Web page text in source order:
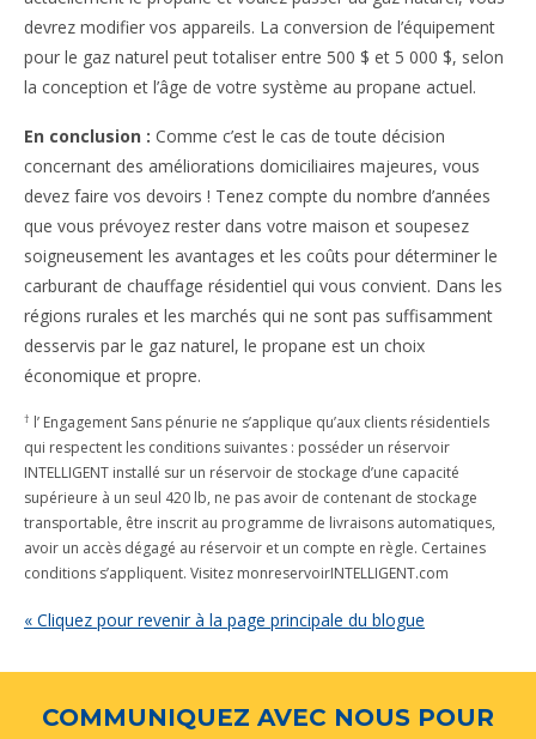
devrez modifier vos appareils. La conversion de l’équipement
pour le gaz naturel peut totaliser entre 500 $ et 5 000 $, selon
la conception et l’âge de votre système au propane actuel.
En conclusion : Comme c’est le cas de toute décision
concernant des améliorations domiciliaires majeures, vous
devez faire vos devoirs ! Tenez compte du nombre d’années
que vous prévoyez rester dans votre maison et soupesez
soigneusement les avantages et les coûts pour déterminer le
carburant de chauffage résidentiel qui vous convient. Dans les
régions rurales et les marchés qui ne sont pas suffisamment
desservis par le gaz naturel, le propane est un choix
économique et propre.
† l’ Engagement Sans pénurie ne s’applique qu’aux clients résidentiels
qui respectent les conditions suivantes : posséder un réservoir
INTELLIGENT installé sur un réservoir de stockage d’une capacité
supérieure à un seul 420 lb, ne pas avoir de contenant de stockage
transportable, être inscrit au programme de livraisons automatiques,
avoir un accès dégagé au réservoir et un compte en règle. Certaines
conditions s’appliquent. Visitez monreservoirINTELLIGENT.com
« Cliquez pour revenir à la page principale du blogue
COMMUNIQUEZ AVEC NOUS POUR